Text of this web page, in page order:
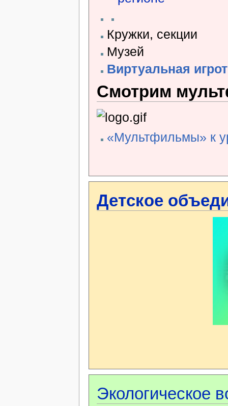
Кружки, секции
Музей
Виртуальная
Смотрим
«Мультфильмы» к
Детское
Экологическое